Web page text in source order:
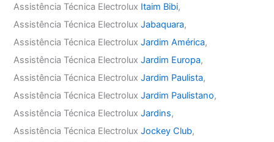
Assistência Técnica Electrolux Itaim Bibi,
Assistência Técnica ElectroluxJabaquara,
Assistência Técnica ElectroluxJardim América,
Assistência Técnica ElectroluxJardim Europa,
Assistência Técnica ElectroluxJardim Paulista,
Assistência Técnica ElectroluxJardim Paulistano,
Assistência Técnica ElectroluxJardins,
Assistência Técnica ElectroluxJockey Club,